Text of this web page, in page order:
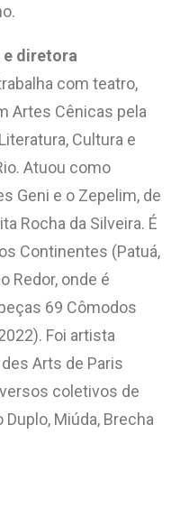
diretora
com teatro,
Artes Cênicas pela
Cultura e
Atuou como
Geni e o Zepelim, de
Rocha da Silveira. É
Continentes (Patuá,
Redor, onde é
69 Cômodos
Foi artista
Arts de Paris
coletivos de
Miúda, Brecha